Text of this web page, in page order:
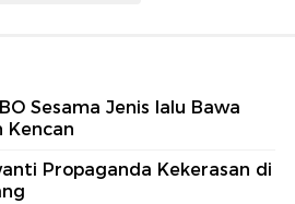
Sesama Jenis lalu Bawa
Kencan
Propaganda Kekerasan di